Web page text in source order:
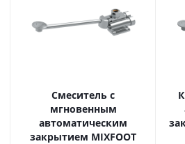
Смеситель с
мгновенным
автоматическим
закрытием MIXFOOT